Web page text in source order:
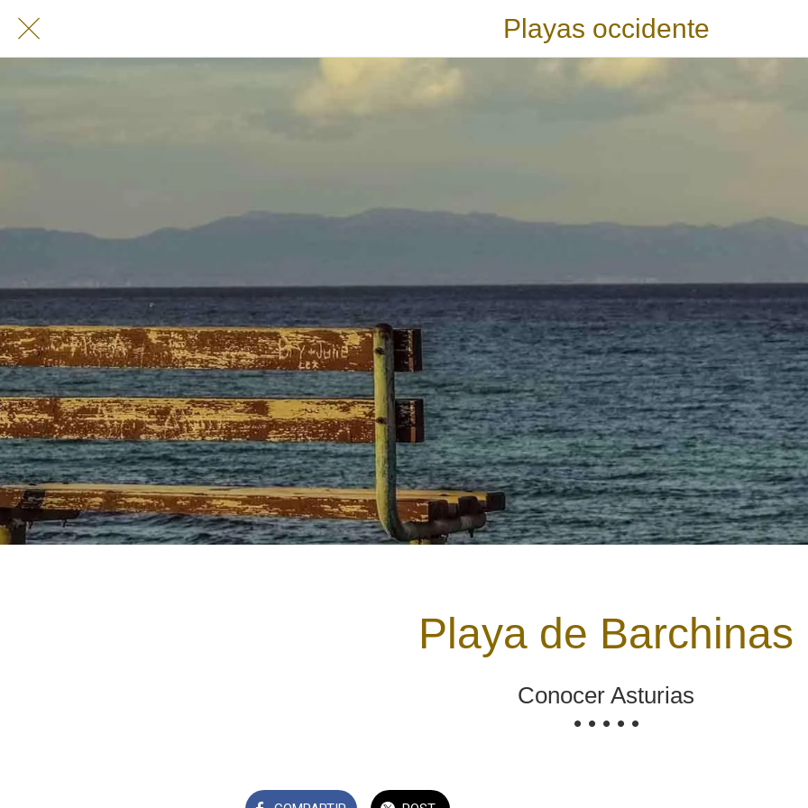
Playas occidente
Playa de Barchinas
Conocer Asturias
• • • • •